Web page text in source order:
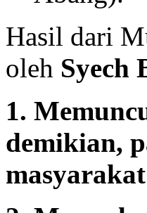
Hasil dari
oleh Syech
1.
demikian,